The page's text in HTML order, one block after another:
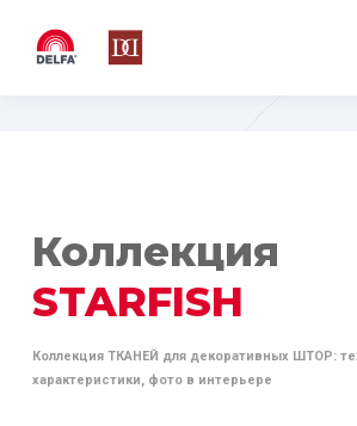
Коллекция
STARFISH
Коллекция ТКАНЕЙ для декоративных ШТОР:
характеристики, фото в интерьере